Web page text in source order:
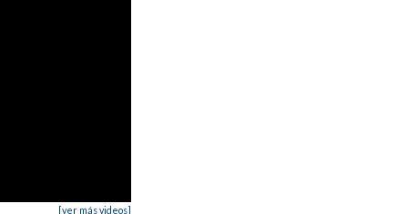
[ver más videos]